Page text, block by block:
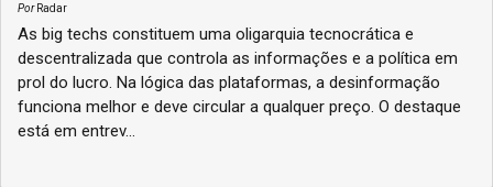
PorRadar
As big techs constituem uma oligarquia tecnocrática e
descentralizada que controla as informações e a política em
prol do lucro. Na lógica das plataformas, a desinformação
funciona melhor e deve circular a qualquer preço. O destaque
está em entrev...